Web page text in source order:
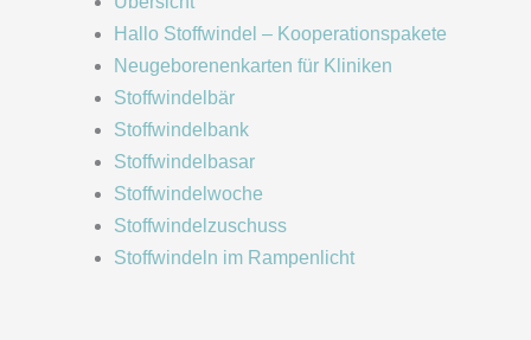
Hallo Stoffwindel – Kooperationspakete
Neugeborenenkarten für Kliniken
Stoffwindelbär
Stoffwindelbank
Stoffwindelbasar
Stoffwindelwoche
Stoffwindelzuschuss
Stoffwindeln im Rampenlicht